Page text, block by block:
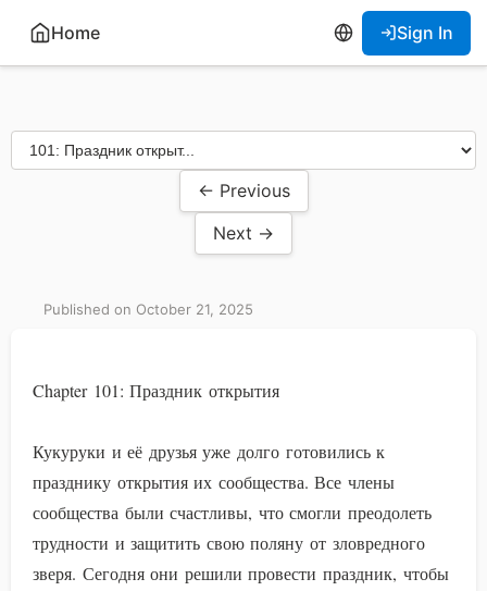
Home Sign In
← Previous
Next →
Published on October 21, 2025
Chapter 101: Праздник открытия
Кукуруки и её друзья уже долго готовились к
празднику открытия их сообщества. Все члены
сообщества были счастливы, что смогли преодолеть
трудности и защитить свою поляну от зловредного
зверя. Сегодня они решили провести праздник, чтобы